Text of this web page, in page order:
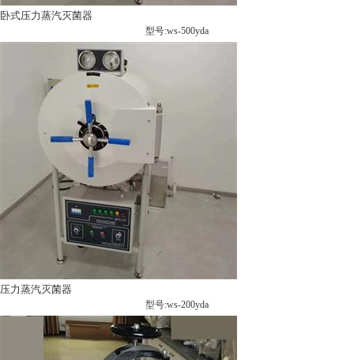
卧式压力蒸汽灭菌器
型号:ws-500yda
压力蒸汽灭菌器
型号:ws-200yda